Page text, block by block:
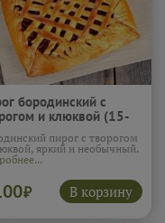
бородинский с
и клюквой (15-
пирог с творогом
яркий и необычный.
₽ В корзину